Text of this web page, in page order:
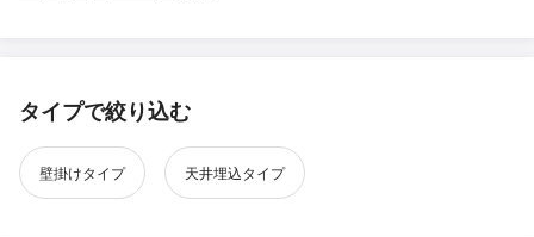
タイプで絞り込む
壁掛けタイプ 天井埋込タイプ